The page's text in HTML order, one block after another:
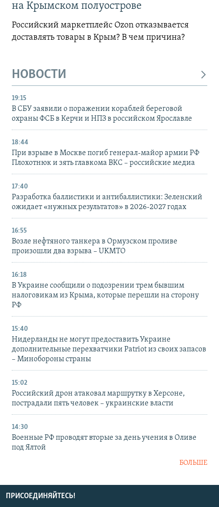
на Крымском полуострове
Российский маркетплейс Ozon отказывается
доставлять товары в Крым? В чем причина?
НОВОСТИ
19:15
В СБУ заявили о поражении кораблей береговой
охраны ФСБ в Керчи и НПЗ в российском Ярославле
18:44
При взрыве в Москве погиб генерал-майор армии РФ
Плохотнюк и зять главкома ВКС – российские медиа
17:40
Разработка баллистики и антибаллистики: Зеленский
ожидает «нужных результатов» в 2026-2027 годах
16:55
Возле нефтяного танкера в Ормузском проливе
произошли два взрыва – UKMTO
16:18
В Украине сообщили о подозрении трем бывшим
налоговикам из Крыма, которые перешли на сторону
РФ
15:40
Нидерланды не могут предоставить Украине
дополнительные перехватчики Patriot из своих запасов
– Минобороны страны
15:02
Российский дрон атаковал маршрутку в Херсоне,
пострадали пять человек – украинские власти
14:30
Военные РФ проводят вторые за день учения в Оливе
под Ялтой
БОЛЬШЕ
ПРИСОЕДИНЯЙТЕСЬ!